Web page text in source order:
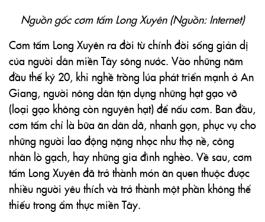
Nguồn gốc cơm tấm Long Xuyên (Nguồn: Internet)
Cơm tấm Long Xuyên ra đời từ chính đời sống giản dị
của người dân miền Tây sông nước. Vào những năm
đầu thế kỷ 20, khi nghề trồng lúa phát triển mạnh ở An
Giang, người nông dân tận dụng những hạt gạo vỡ
(loại gạo không còn nguyên hạt) để nấu cơm. Ban đầu,
cơm tấm chỉ là bữa ăn dân dã, nhanh gọn, phục vụ cho
những người lao động nặng nhọc như thợ nề, công
nhân lò gạch, hay những gia đình nghèo. Về sau, cơm
tấm Long Xuyên đã trở thành món ăn quen thuộc được
nhiều người yêu thích và trở thành một phần không thể
thiếu trong ẩm thực miền Tây.